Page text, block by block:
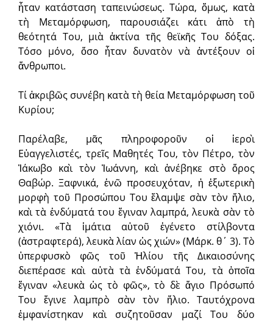
ἦταν κατάσταση ταπεινώσεως. Τώρα, ὅμως, κατὰ
τὴ Μεταμόρφωση, παρουσιάζει κάτι ἀπὸ τὴ
θεότητά Του, μιὰ ἀκτίνα τῆς θεϊκῆς Του δόξας.
Τόσο μόνο, ὅσο ἦταν δυνατὸν νὰ ἀντέξουν οἱ
ἄνθρωποι.
Τί ἀκριβῶς συνέβη κατὰ τὴ θεία Μεταμόρφωση τοῦ
Κυρίου;
Παρέλαβε, μᾶς πληροφοροῦν οἱ ἱεροὶ
Εὐαγγελιστές, τρεῖς Μαθητές Του, τὸν Πέ­­­τρο, τὸν
Ἰάκωβο καὶ τὸν Ἰωάννη, καὶ ἀνέ­βηκε στὸ ὄρος
Θαβώρ. Ξαφνικά, ἐνῶ προσευχόταν, ἡ ἐξωτερικὴ
μορφὴ τοῦ Προσώπου Του ἔλαμψε σὰν τὸν ἥλιο,
καὶ τὰ ἐνδύματά του ἔγιναν λαμπρά, λευκὰ σὰν τὸ
χιόνι. «Τὰ ἱμάτια αὐτοῦ ἐγένετο στίλ­βοντα
(ἀστραφτερά), λευκὰ λίαν ὡς χιών» (Μάρκ. θ΄ 3). Τὸ
ὑπερφυσκὸ φῶς τοῦ Ἡλίου τῆς Δικαιοσύνης
διεπέρασε καὶ αὐτὰ τὰ ἐνδύματά Του, τὰ ὁποῖα
ἔγιναν «λευκὰ ὡς τὸ φῶς», τὸ δὲ ἅγιο Πρόσωπό
Του ἔγινε λαμπρὸ σὰν τὸν ἥλιο. Ταυτόχρονα
ἐμφανίστηκαν καὶ συζητοῦσαν μαζί Του δύο